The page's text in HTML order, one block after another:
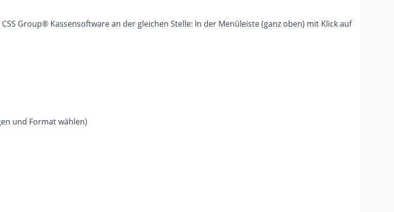
Group® Kassensoftware an der gleichen Stelle: In der Menüleiste (ganz oben) mit Klick auf
und Format wählen)